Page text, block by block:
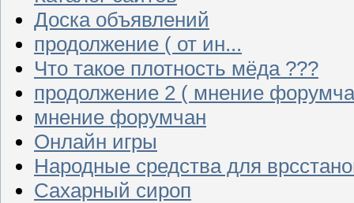
Доска объявлений
продолжение ( от ин...
Что такое плотность мёда ???
продолжение 2 ( мнение
мнение форумчан
Онлайн игры
Народные средства для
Сахарный сироп